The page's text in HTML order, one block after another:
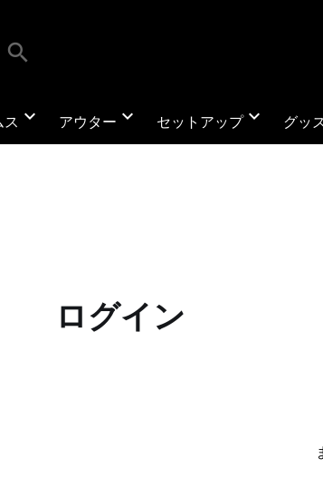
search
ス expand_more アウター expand_more セットアップexpand_more グッ
ログイン